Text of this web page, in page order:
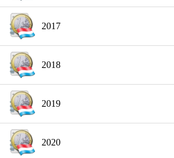
2017
2018
2019
2020